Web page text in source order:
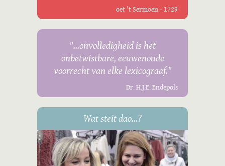
oet 't Sermoen - 1729
"...onvolledigheid is het
onbetwistbare, eeuwenoude
voorrecht van elke lexicograaf."
Dr. H.J.E. Endepols
Wat steit dao...?